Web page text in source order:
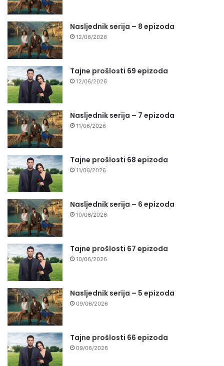
Nasljednik serija – 8 epizoda
12/06/2026
Tajne prošlosti 69 epizoda
12/06/2026
Nasljednik serija – 7 epizoda
11/06/2026
Tajne prošlosti 68 epizoda
11/06/2026
Nasljednik serija – 6 epizoda
10/06/2026
Tajne prošlosti 67 epizoda
10/06/2026
Nasljednik serija – 5 epizoda
09/06/2026
Tajne prošlosti 66 epizoda
09/06/2026